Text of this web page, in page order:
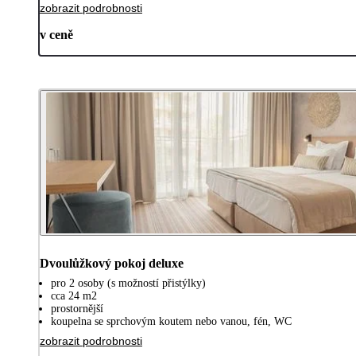
zobrazit podrobnosti
v ceně
Dvoulůžkový pokoj deluxe
pro 2 osoby (s možností přistýlky)
cca 24 m2
prostornější
koupelna se sprchovým koutem nebo vanou, fén, WC
zobrazit podrobnosti